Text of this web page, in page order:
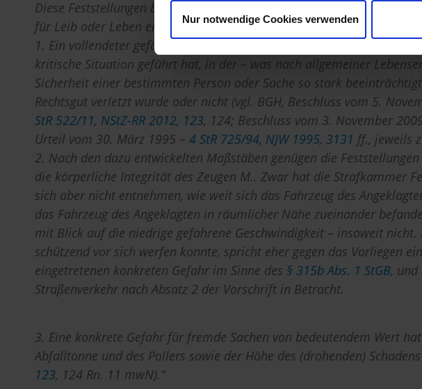
Nur notwendige Cookies verwenden
Diese Feststellungen belegen die für die Annahme einer vollendeten
für Leib oder Leben eines anderen Menschen oder eine fremde Sache
1. Ein vollendeter gefährlicher Eingriff in den Straßenverkehr
kritische Situation geführt hat, in der – was nach allgemeiner
Sicherheit einer bestimmten Person oder Sache so stark
Rechtsgut verletzt wurde oder nicht (vgl. BGH, Beschluss vom 5.
StR 522/11, NStZ-RR 2012, 123, 124; Beschluss vom 3. November
Urteil vom 30. März 1995 – 4 StR 725/94, NJW 1995, 3131 ff., jeweils
2. Nach den dazu entwickelten Maßstäben genügen die
die körperliche Integrität des Zeugen M.. Zwar hat die Strafkammer
sich aber nicht entnehmen, wie weit sich das Fahrzeug des
das Fahrzeug des Angeklagten in räumlicher Nähe zueinander
mit Blick auf die niedrige gefahrene Geschwindigkeit – insoweit
schützend vor sich werfen konnte, spricht eher gegen das Vorliegen
eingetretenen konkreten Gefahr im Sinne des § 315b Abs. 1 StGB, und
Straßenverkehr nach Absatz 2 der Vorschrift in Betracht.
3. Eine konkrete Gefahr für fremde Sachen von bedeutendem Wert
Abfalltonne und des Pollers sowie der Höhe des (drohenden)
123, 124 Rn. 11 mwN).“